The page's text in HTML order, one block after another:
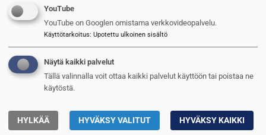
UUSIMMAT
Itävalta pidentää asepalvelusta
2 Saab kasvaa hurjaa vauhtia
3 Puolustusvoimien kasarmien kunto
nousee kovaa tahtia
4
Tämä analyysi kannattaa lukea:
Ukrainan sodan opetukset ja
YouTube
YouTube on Googlen omistama verkkovideopalvelu.
Käyttötarkoitus: Upotettu ulkoinen sisältö
Näytä kaikki palvelut
Tällä valinnalla voit ottaa kaikki palvelut käyttöön tai poistaa ne
käytöstä.
HYLKÄÄ HYVÄKSY VALITUT HYVÄKSY KAIKKI